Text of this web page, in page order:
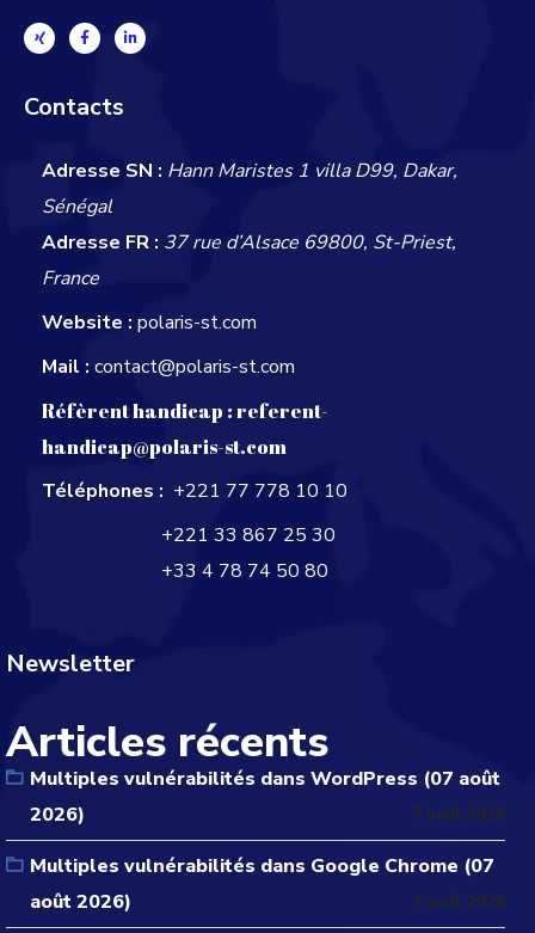
Contacts
Adresse SN : Hann Maristes 1 villa D99, Dakar,
Sénégal
Adresse FR : 37 rue d’Alsace 69800, St-Priest,
France
Website : polaris-st.com
Mail : contact@polaris-st.com
Réfèrent handicap :referent-
handicap@polaris-st.com
Téléphones : +221 77 778 10 10
+221 33 867 25 30
+33 4 78 74 50 80
Newsletter
Articles récents
Multiples vulnérabilités dans WordPress (07 août
2026)
7 août 2026
Multiples vulnérabilités dans Google Chrome (07
août 2026)
7 août 2026